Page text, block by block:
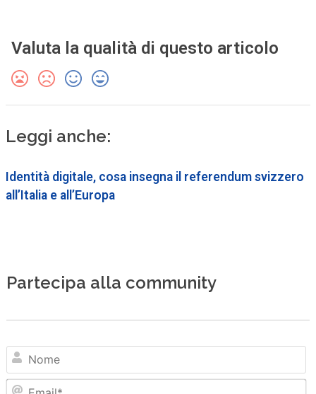
Valuta la qualità di questo articolo
Leggi anche:
Identità digitale, cosa insegna il referendum svizzero
all’Italia e all’Europa
Partecipa alla community